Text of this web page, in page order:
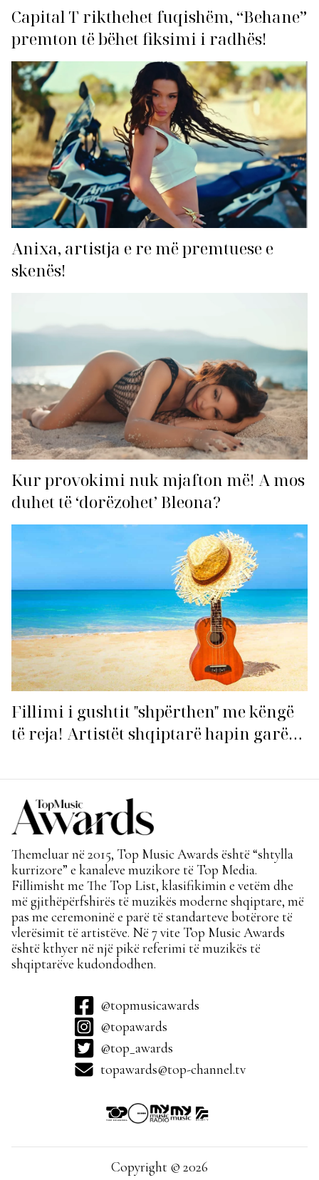
Capital T rikthehet fuqishëm, “Behane”
premton të bëhet fiksimi i radhës!
Anixa, artistja e re më premtuese e
skenës!
Kur provokimi nuk mjafton më! A mos
duhet të ‘dorëzohet’ Bleona?
Fillimi i gushtit "shpërthen" me këngë
të reja! Artistët shqiptarë hapin garën
Themeluar në 2015, Top Music Awards është “shtylla
kurrizore” e kanaleve muzikore të Top Media.
Fillimisht me The Top List, klasifikimin e vetëm dhe
më gjithëpërfshirës të muzikës moderne shqiptare, më
pas me ceremoninë e parë të standarteve botërore të
vlerësimit të artistëve. Në 7 vite Top Music Awards
është kthyer në një pikë referimi të muzikës të
shqiptarëve kudondodhen.
@topmusicawards
@topawards
@top_awards
topawards@top-channel.tv
Copyright © 2026